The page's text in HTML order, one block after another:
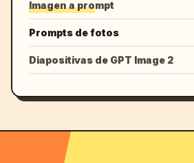
Imagen a prompt
Prompts de fotos
Diapositivas de GPT Image 2